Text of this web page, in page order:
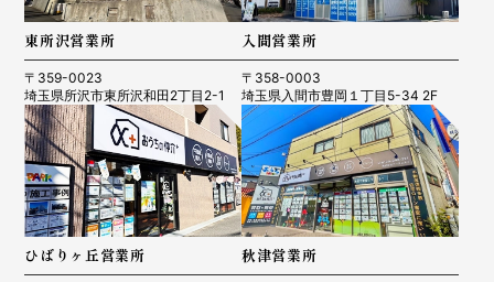
東所沢営業所
〒359-0023
埼玉県所沢市東所沢和田2丁目2-1
入間営業所
〒358-0003
埼玉県入間市豊岡１丁目5-34 2F
ひばりヶ丘営業所 秋津営業所